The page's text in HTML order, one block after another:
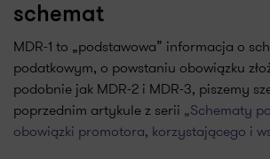
schemat
MDR-1 to „podstawowa” informacja o
podatkowym, o powstaniu obowiązku
podobnie jak MDR-2 i MDR-3, piszemy
poprzednim artykule z serii „Schematy
obowiązki promotora, korzystającego i